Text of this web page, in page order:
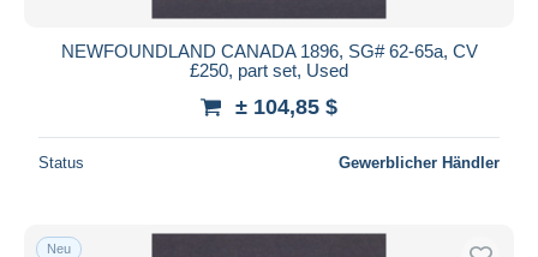
NEWFOUNDLAND CANADA 1896, SG# 62-65a, CV
£250, part set, Used
± 104,85 $
Status Gewerblicher Händler
Neu